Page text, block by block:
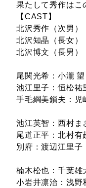
果たして秀作はこ
【CAST】
北沢秀作（次男）
北沢知晶（長女）
北沢博文（長男）
尾関光希：小瀧
池江里子：恒松祐
手毛綱美鎖夫：児
池江英智：西村
尾道正平：北村
別府：渡辺江里子
楠木松也：千葉雄
小岩井凛治：浅野